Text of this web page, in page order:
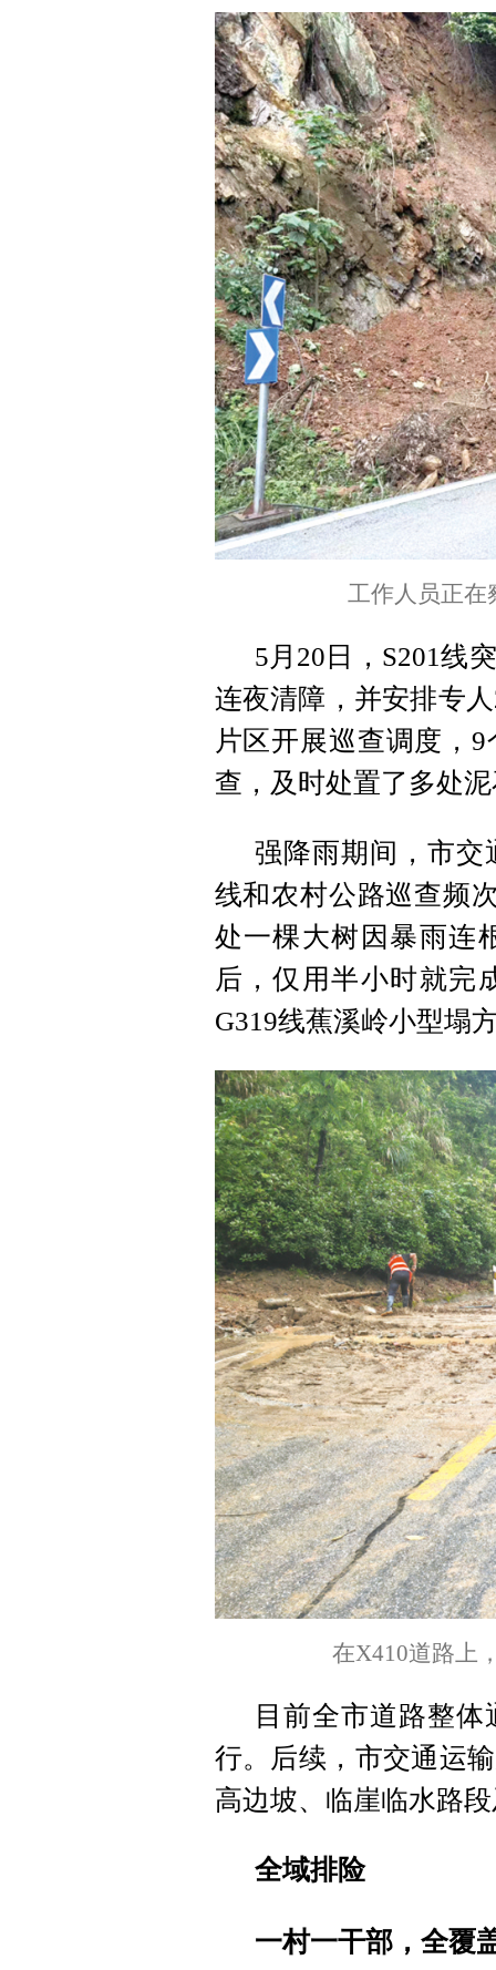
工作人员正在
5月20日，S201线
连夜清障，并安排专
片区开展巡查调度，
查，及时处置了多处
强降雨期间，市交
线和农村公路巡查频
处一棵大树因暴雨连
后，仅用半小时就完
G319线蕉溪岭小型塌
在X410道路上
目前全市道路整
行。后续，市交通运
高边坡、临崖临水路
全域排险
一村一干部，全覆